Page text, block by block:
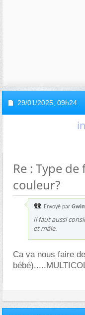
29/01/2025, 09h24
Re : Type
couleur?
Envoyé par
Il faut aussi
et mâle.
Ca va nous faire